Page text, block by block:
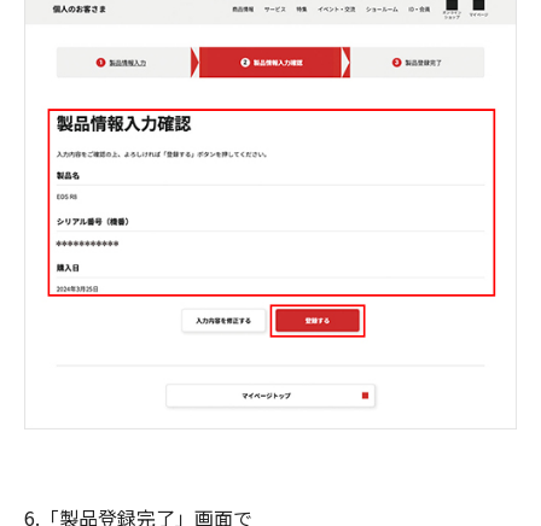
6.「製品登録完了」画面で